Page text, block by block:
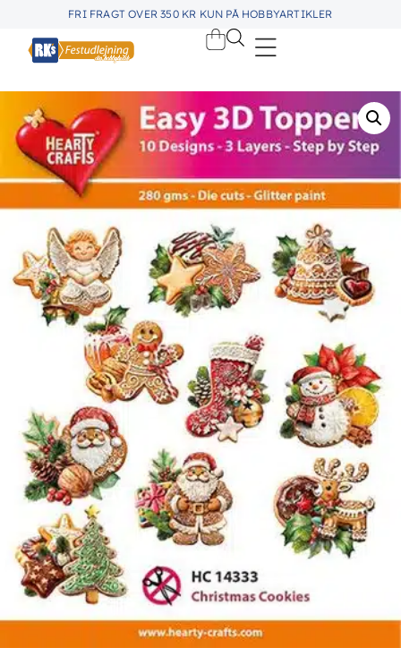
FRI FRAGT OVER 350 KR KUN PÅ HOBBYARTIKLER